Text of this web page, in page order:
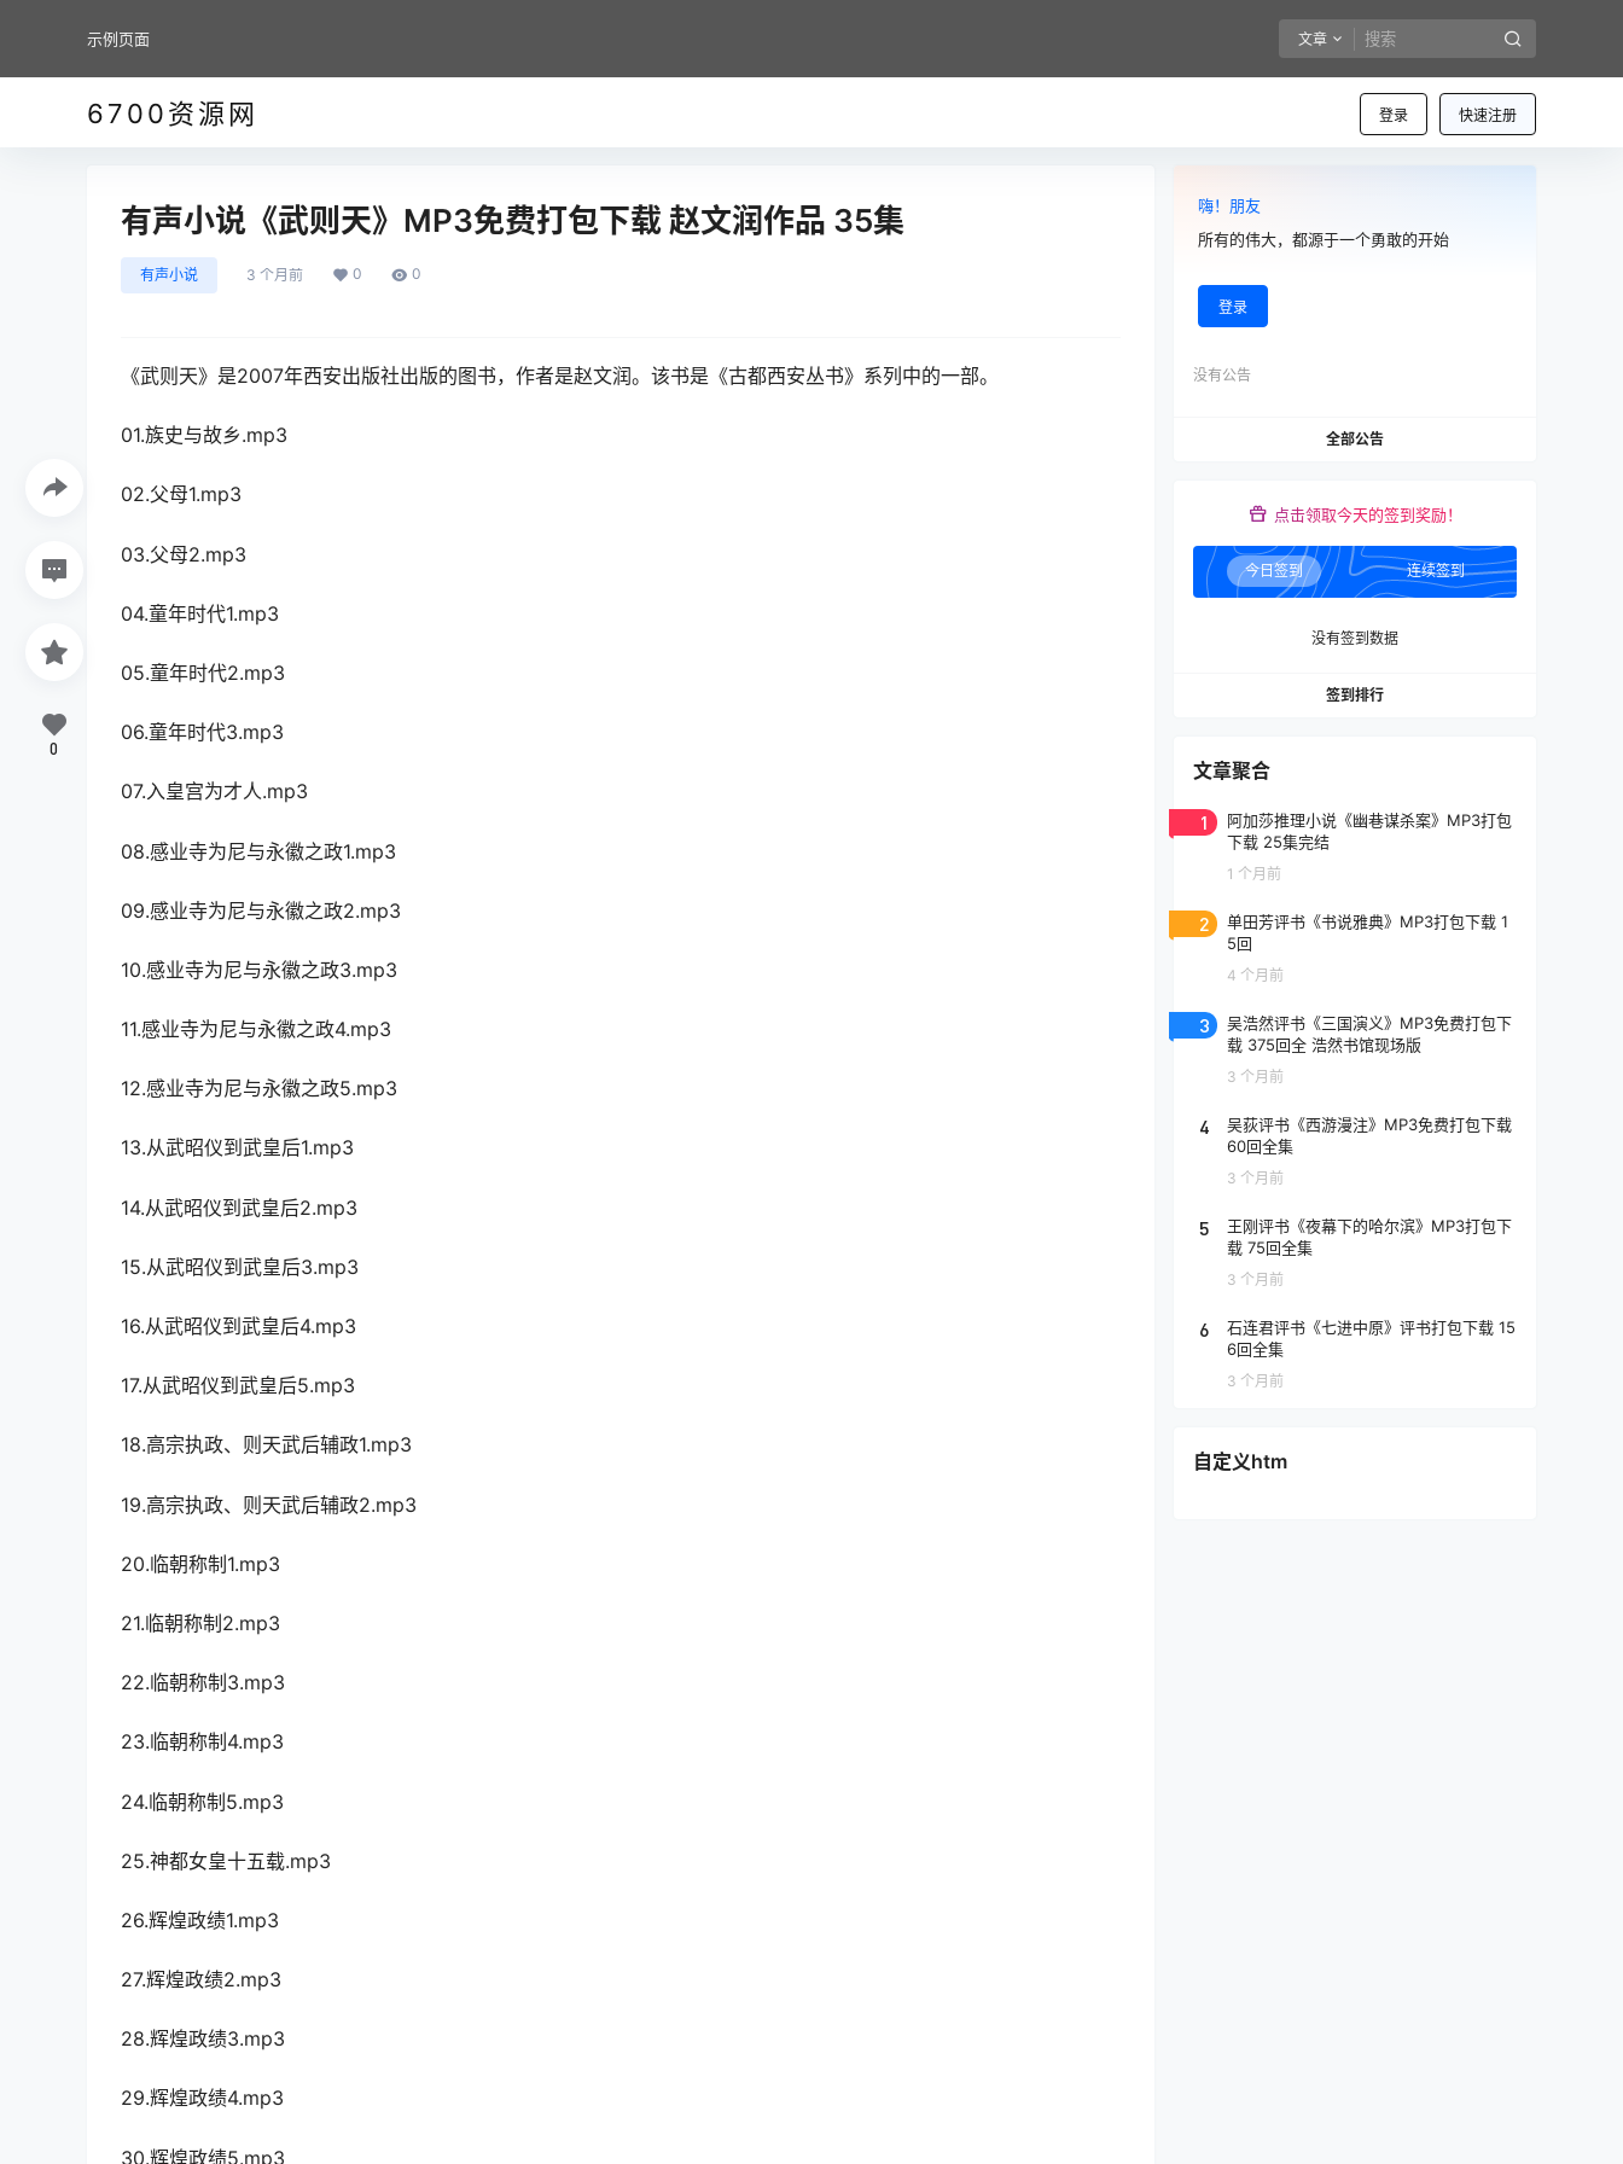
示例页面 文章
6700资源网 登录 快速注册
有声小说《武则天》MP3免费打包下载 赵文润作品 35集
有声小说 3 个月前 0 0
《武则天》是2007年西安出版社出版的图书，作者是赵文润。该书是《古都西安丛书》系列中的一部。
01.族史与故乡.mp3
02.父母1.mp3
03.父母2.mp3
04.童年时代1.mp3
05.童年时代2.mp3
06.童年时代3.mp3
07.入皇宫为才人.mp3
08.感业寺为尼与永徽之政1.mp3
09.感业寺为尼与永徽之政2.mp3
10.感业寺为尼与永徽之政3.mp3
11.感业寺为尼与永徽之政4.mp3
12.感业寺为尼与永徽之政5.mp3
13.从武昭仪到武皇后1.mp3
14.从武昭仪到武皇后2.mp3
15.从武昭仪到武皇后3.mp3
16.从武昭仪到武皇后4.mp3
17.从武昭仪到武皇后5.mp3
18.高宗执政、则天武后辅政1.mp3
19.高宗执政、则天武后辅政2.mp3
20.临朝称制1.mp3
21.临朝称制2.mp3
22.临朝称制3.mp3
23.临朝称制4.mp3
24.临朝称制5.mp3
25.神都女皇十五载.mp3
26.辉煌政绩1.mp3
27.辉煌政绩2.mp3
28.辉煌政绩3.mp3
29.辉煌政绩4.mp3
30.辉煌政绩5.mp3
0
嗨！朋友
所有的伟大，都源于一个勇敢的开始
登录
没有公告
全部公告
点击领取今天的签到奖励！
今日签到 连续签到
没有签到数据
签到排行
文章聚合
1
阿加莎推理小说《幽巷谋杀案》MP3打包
下载 25集完结
1 个月前
2
单田芳评书《书说雅典》MP3打包下载 1
5回
4 个月前
3
吴浩然评书《三国演义》MP3免费打包下
载 375回全 浩然书馆现场版
3 个月前
4
吴荻评书《西游漫注》MP3免费打包下载
60回全集
3 个月前
5
王刚评书《夜幕下的哈尔滨》MP3打包下
载 75回全集
3 个月前
6
石连君评书《七进中原》评书打包下载 15
6回全集
3 个月前
自定义htm